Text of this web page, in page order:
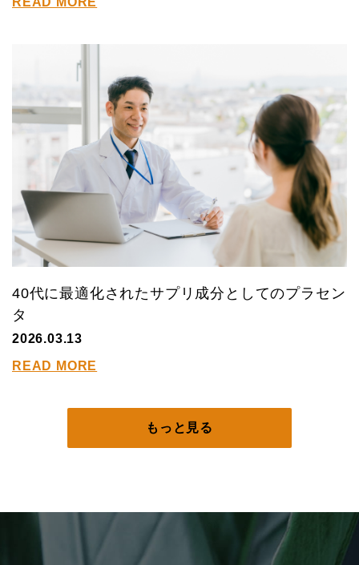
40代に最適化されたサプリ成分としてのプラセン
タ
2026.03.13
READ MORE
もっと見る